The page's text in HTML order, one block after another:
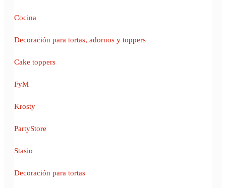
Cocina
Decoración para tortas, adornos y toppers
Cake toppers
FyM
Krosty
PartyStore
Stasio
Decoración para tortas